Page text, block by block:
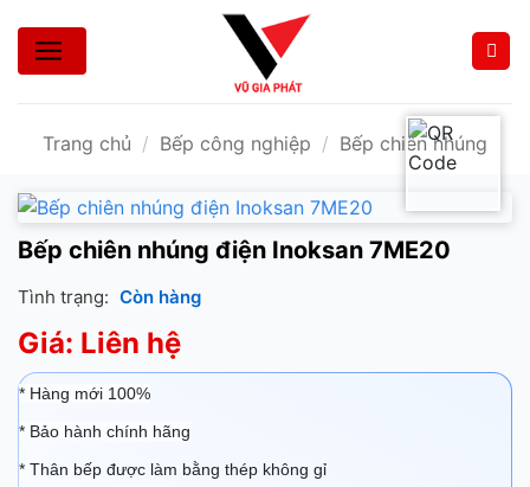
nội
Trang chủ / Bếp công nghiệp / Bếp chiên nhúng
Bếp chiên nhúng điện Inoksan 7ME20
Tình trạng: Còn hàng
Giá: Liên hệ
* Hàng mới 100%
* Bảo hành chính hãng
* Thân bếp được làm bằng thép không gỉ